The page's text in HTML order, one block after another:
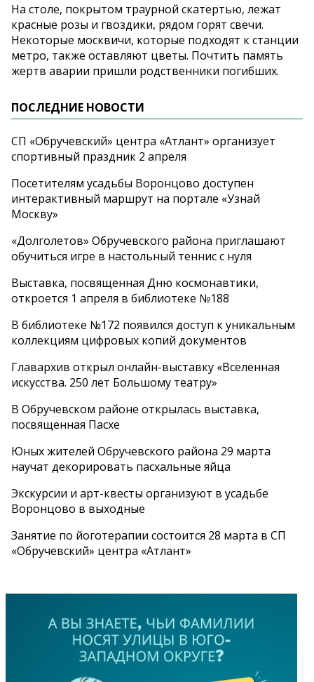
На столе, покрытом траурной скатертью, лежат
красные розы и гвоздики, рядом горят свечи.
Некоторые москвичи, которые подходят к станции
метро, также оставляют цветы. Почтить память
жертв аварии пришли родственники погибших.
ПОСЛЕДНИЕ НОВОСТИ
СП «Обручевский» центра «Атлант» организует
спортивный праздник 2 апреля
Посетителям усадьбы Воронцово доступен
интерактивный маршрут на портале «Узнай
Москву»
«Долголетов» Обручевского района приглашают
обучиться игре в настольный теннис с нуля
Выставка, посвященная Дню космонавтики,
откроется 1 апреля в библиотеке №188
В библиотеке №172 появился доступ к уникальным
коллекциям цифровых копий документов
Главархив открыл онлайн-выставку «Вселенная
искусства. 250 лет Большому театру»
В Обручевском районе открылась выставка,
посвященная Пасхе
Юных жителей Обручевского района 29 марта
научат декорировать пасхальные яйца
Экскурсии и арт-квесты организуют в усадьбе
Воронцово в выходные
Занятие по йоготерапии состоится 28 марта в СП
«Обручевский» центра «Атлант»